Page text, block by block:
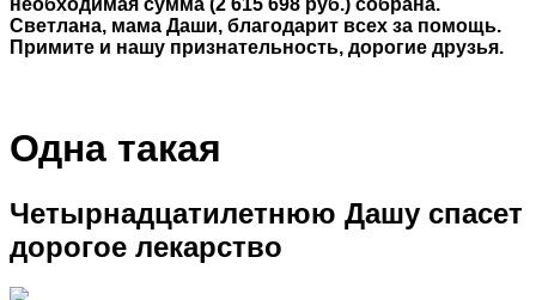
Светлана, мама Даши, благодарит всех за помощь.
Примите и нашу признательность, дорогие друзья.
Одна такая
Четырнадцатилетнюю Дашу спасет
дорогое лекарство